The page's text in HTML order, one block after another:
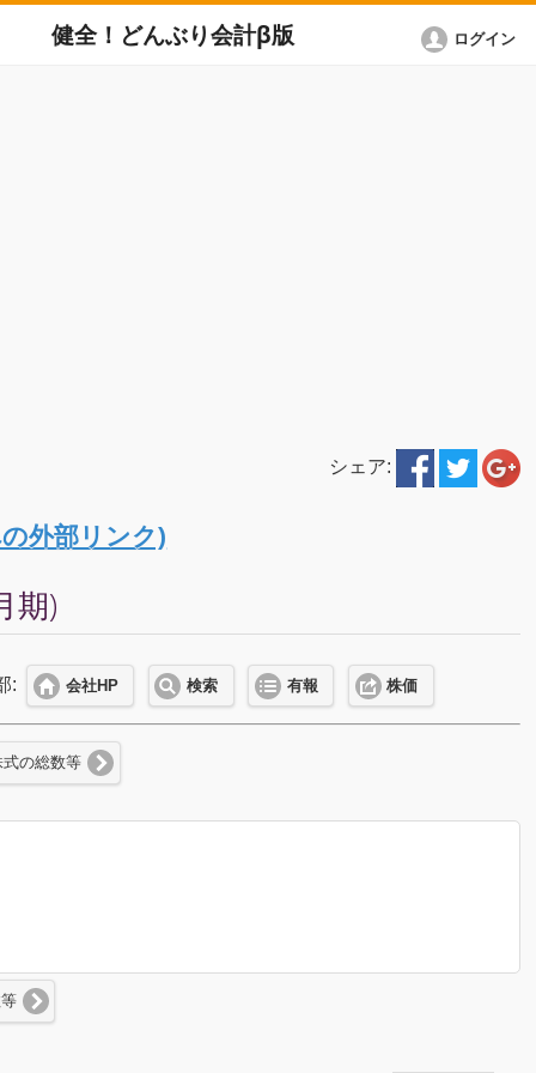
健全！どんぶり会計β版 ログイン
シェア:
外部リンク)
期)
: 会社HP 検索 有報 株価
式の総数等